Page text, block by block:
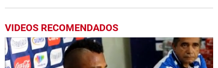
VIDEOS RECOMENDADOS